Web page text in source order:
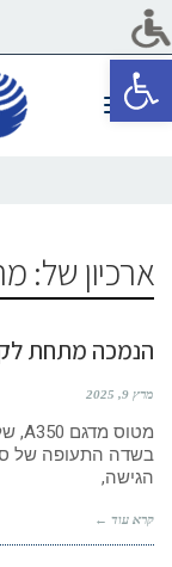
פתח סרגל
תפריט
ארכיון של:
הנמכה מתחת לקו
מרץ 9, 2025
בשדה התעופה של
הגישה,
קרא עוד ←